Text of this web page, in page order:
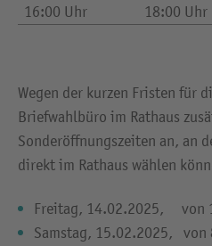
16:00 Uhr
18:00 Uhr
Wegen der kurzen Fristen für
Briefwahlbüro im Rathaus
Sonderöffnungszeiten an, an
direkt im Rathaus wählen
Freitag, 14.02.2025, von
Samstag, 15.02.2025, von